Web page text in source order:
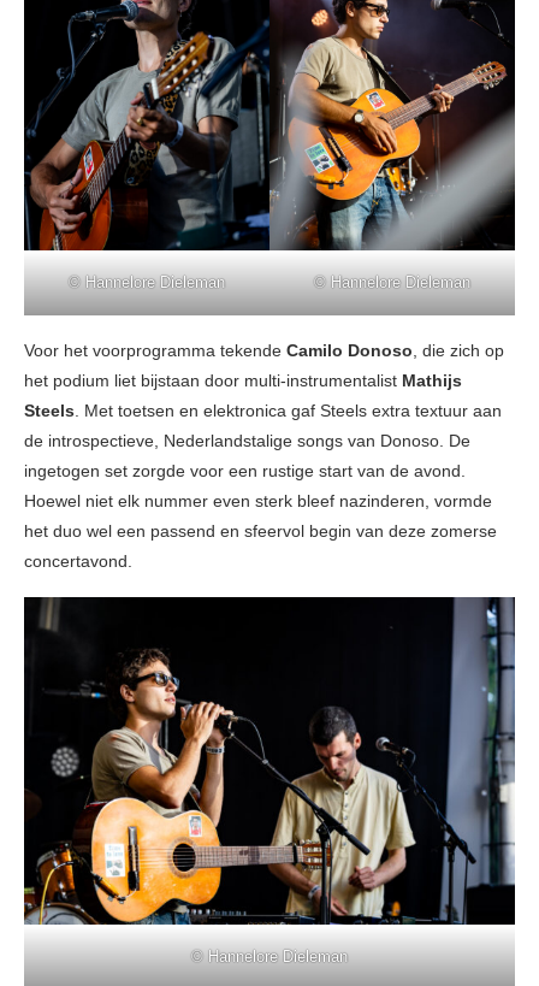
© Hannelore Dieleman © Hannelore Dieleman
Voor het voorprogramma tekende Camilo Donoso , die zich op
het podium liet bijstaan door multi-instrumentalist Mathijs
Steels . Met toetsen en elektronica gaf Steels extra textuur aan
de introspectieve, Nederlandstalige songs van Donoso. De
ingetogen set zorgde voor een rustige start van de avond.
Hoewel niet elk nummer even sterk bleef nazinderen, vormde
het duo wel een passend en sfeervol begin van deze zomerse
concertavond.
© Hannelore Dieleman